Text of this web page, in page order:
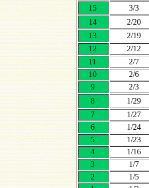
15 3/3
14 2/20
13 2/19
12 2/12
11 2/7
10 2/6
9 2/3
8 1/29
7
1/27
6 1/24
5 1/23
4 1/16
3 1/7
2 1/5